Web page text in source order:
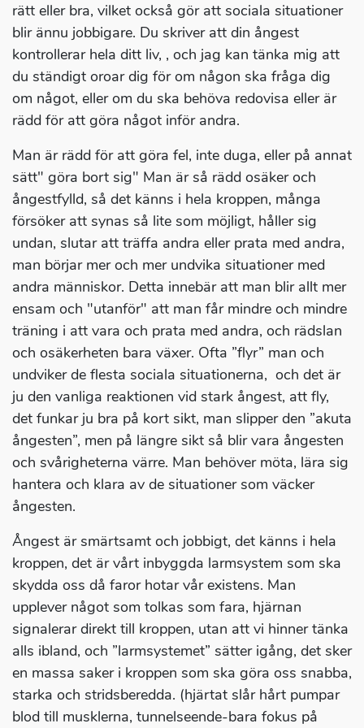
rätt eller bra, vilket också gör att sociala situationer
blir ännu jobbigare. Du skriver att din ångest
kontrollerar hela ditt liv, , och jag kan tänka mig att
du ständigt oroar dig för om någon ska fråga dig
om något, eller om du ska behöva redovisa eller är
rädd för att göra något inför andra.
Man är rädd för att göra fel, inte duga, eller på annat
sätt" göra bort sig" Man är så rädd osäker och
ångestfylld, så det känns i hela kroppen, många
försöker att synas så lite som möjligt, håller sig
undan, slutar att träffa andra eller prata med andra,
man börjar mer och mer undvika situationer med
andra människor. Detta innebär att man blir allt mer
ensam och "utanför" att man får mindre och mindre
träning i att vara och prata med andra, och rädslan
och osäkerheten bara växer. Ofta ”flyr” man och
undviker de flesta sociala situationerna, och det är
ju den vanliga reaktionen vid stark ångest, att fly,
det funkar ju bra på kort sikt, man slipper den ”akuta
ångesten”, men på längre sikt så blir vara ångesten
och svårigheterna värre. Man behöver möta, lära sig
hantera och klara av de situationer som väcker
ångesten.
Ångest är smärtsamt och jobbigt, det känns i hela
kroppen, det är vårt inbyggda larmsystem som ska
skydda oss då faror hotar vår existens. Man
upplever något som tolkas som fara, hjärnan
signalerar direkt till kroppen, utan att vi hinner tänka
alls ibland, och ”larmsystemet” sätter igång, det sker
en massa saker i kroppen som ska göra oss snabba,
starka och stridsberedda. (hjärtat slår hårt pumpar
blod till musklerna, tunnelseende-bara fokus på